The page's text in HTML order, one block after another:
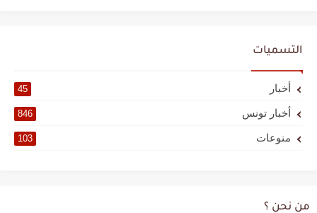
التسميات
أخبار 45
أخبار تونس 846
منوعات 103
من نحن ؟